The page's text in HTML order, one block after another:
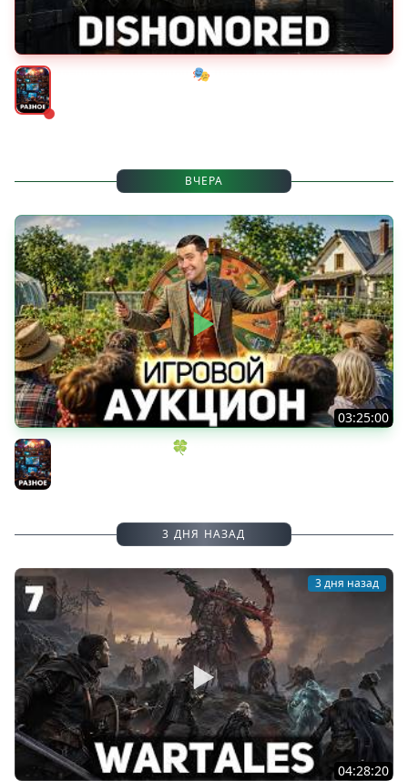
Мрачный стелс-экшен 🎭 Dishonored [PC 2012] #1
ВЧЕРА
03:25:00
ИГРОВОЙ АУКЦИОН 🍀 Во что играем в конце лета?
3 ДНЯ НАЗАД
3 дня назад
04:28:20